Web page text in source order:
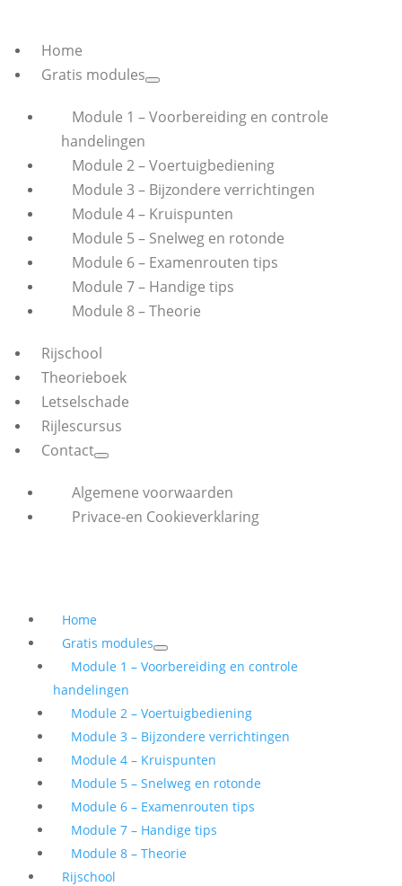
Home
Gratis modules
Module 1 – Voorbereiding en controle
handelingen
Module 2 – Voertuigbediening
Module 3 – Bijzondere verrichtingen
Module 4 – Kruispunten
Module 5 – Snelweg en rotonde
Module 6 – Examenrouten tips
Module 7 – Handige tips
Module 8 – Theorie
Rijschool
Theorieboek
Letselschade
Rijlescursus
Contact
Algemene voorwaarden
Privace-en Cookieverklaring
Home
Gratis modules
Module 1 – Voorbereiding en controle
handelingen
Module 2 – Voertuigbediening
Module 3 – Bijzondere verrichtingen
Module 4 – Kruispunten
Module 5 – Snelweg en rotonde
Module 6 – Examenrouten tips
Module 7 – Handige tips
Module 8 – Theorie
Rijschool